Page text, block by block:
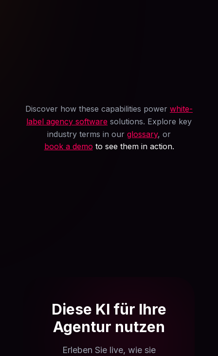
Discover how these capabilities power white-
label agency software solutions. Explore key
industry terms in our glossary, or
book a demo to see them in action.
Diese KI für Ihre
Agentur nutzen
Erleben Sie live, wie sie